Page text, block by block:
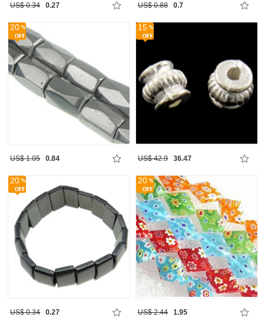
US$ 0.34 0.27 US$ 0.88 0.7
20
US$ 1.05 0.84
15
US$ 42.9 36.47
20
US$ 0.34 0.27
20
US$ 2.44 1.95